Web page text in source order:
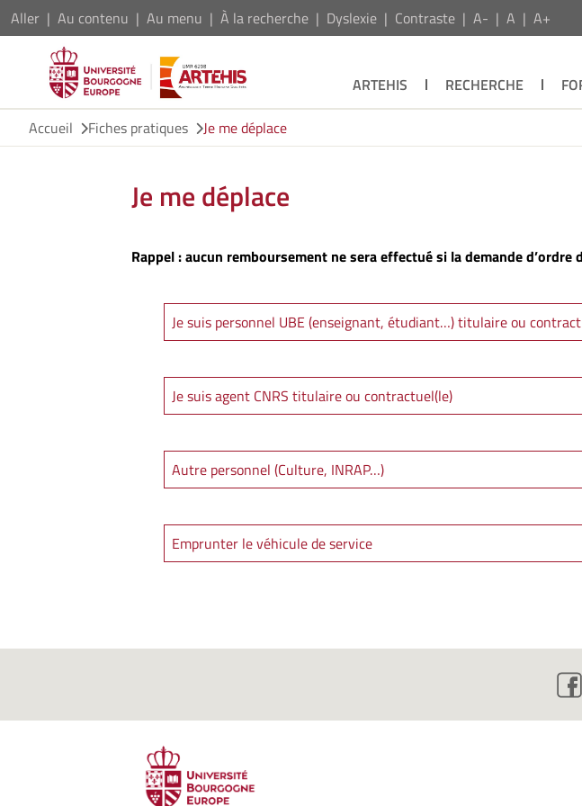
Aller Au contenu Au menu À la recherche Dyslexie Contraste A- A A+
ARTEHIS RECHERCHE
Accueil
Fiches pratiques Je me déplace
Je me déplace
Rappel : aucun remboursement ne sera effectué si la demande
Je suis personnel UBE (enseignant, étudiant…) titulaire ou
Je suis agent CNRS titulaire ou contractuel(le)
Autre personnel (Culture, INRAP…)
Emprunter le véhicule de service